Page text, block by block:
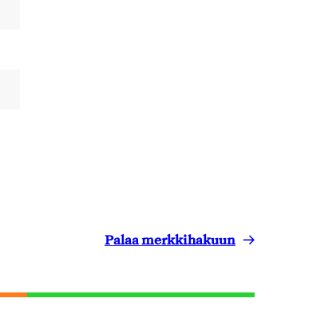
Palaa merkkihakuun